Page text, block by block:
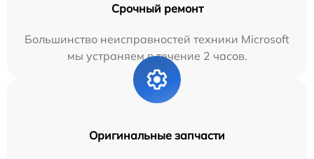
Срочный ремонт
Большинство неисправностей техники Microsoft
мы устраняем в течение 2 часов.
Оригинальные запчасти